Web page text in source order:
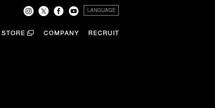
LANGUAGE